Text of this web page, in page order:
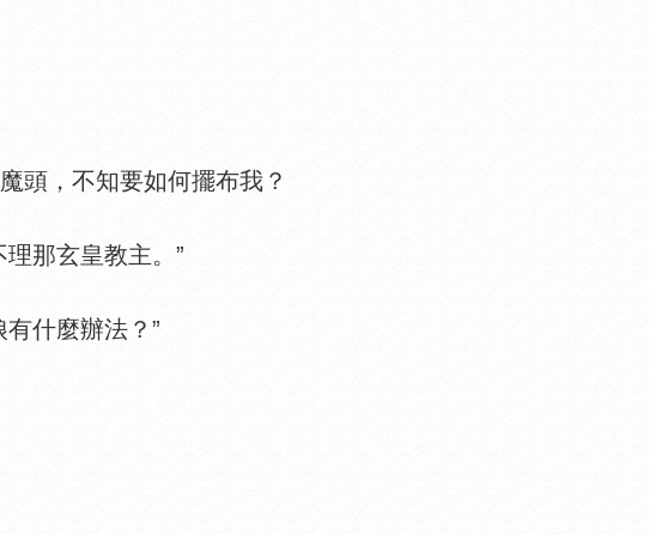
，不知要如何擺布我？
那玄皇教主。”
什麼辦法？”